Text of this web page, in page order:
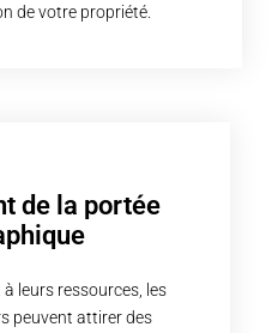
de votre propriété.
de la portée
leurs ressources, les
peuvent attirer des